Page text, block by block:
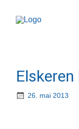
26. mai 2013